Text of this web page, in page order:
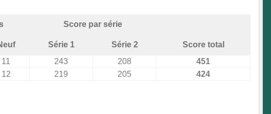
Score par série
Série 1 Série 2
Score total
11 243 208
451
12 219 205 424